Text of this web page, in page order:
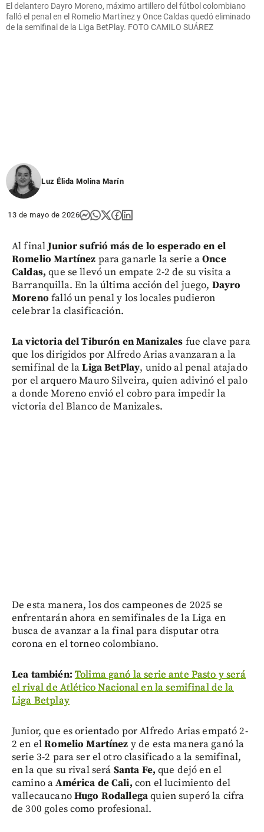
El delantero Dayro Moreno, máximo artillero del fútbol colombiano
falló el penal en el Romelio Martínez y Once Caldas quedó eliminado
de la semifinal de la Liga BetPlay. FOTO CAMILO SUÁREZ
Luz Élida Molina Marín
13 de mayo de 2026
Al finalJunior sufrió más de lo esperado en el
Romelio Martínez para ganarle la serie aOnce
Caldas, que se llevó un empate 2-2 de su visita a
Barranquilla. En la última acción del juego, Dayro
Moreno falló un penal y los locales pudieron
celebrar la clasificación.
La victoria del Tiburón en Manizales fue clave para
que los dirigidos por Alfredo Arias avanzaran a la
semifinal de laLiga BetPlay, unido al penal atajado
por el arquero Mauro Silveira, quien adivinó el palo
a donde Moreno envió el cobro para impedir la
victoria del Blanco de Manizales.
De esta manera, los dos campeones de 2025 se
enfrentarán ahora en semifinales de la Liga en
busca de avanzar a la final para disputar otra
corona en el torneo colombiano.
Lea también: Tolima ganó la serie ante Pasto y será
el rival de Atlético Nacional en la semifinal de la
Liga Betplay
Junior, que es orientado por Alfredo Arias empató 2-
2 en elRomelio Martínez y de esta manera ganó la
serie 3-2 para ser el otro clasificado a la semifinal,
en la que su rival será Santa Fe, que dejó en el
camino aAmérica de Cali, con el lucimiento del
vallecaucanoHugo Rodallegaquien superó la cifra
de 300 goles como profesional.